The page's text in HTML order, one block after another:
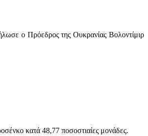
ο Πρόεδρος της Ουκρανίας Βολοντίμιρ
κατά 48,77 ποσοστιαίες μονάδες.